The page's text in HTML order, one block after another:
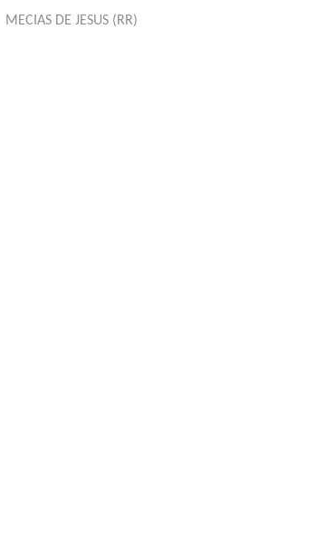
MECIAS DE JESUS (RR)